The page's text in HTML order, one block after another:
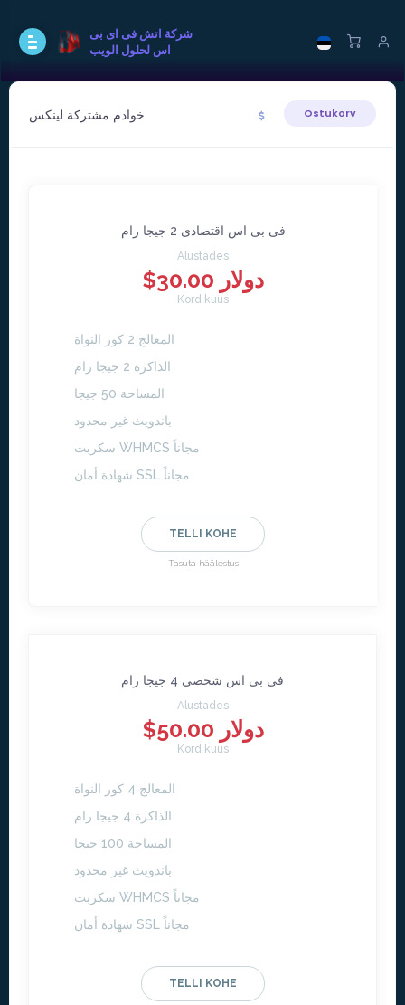
شركة اتش فى اى بى
اس لحلول الويب
خوادم مشتركة لينكس Ostukorv
فى بى اس اقتصادى 2 جيجا رام
Alustades
$30.00 دولار
Kord kuus
المعالج 2 كور النواة
الذاكرة 2 جيجا رام
المساحة 50 جيجا
باندويث غير محدود
سكربت WHMCS مجاناً
شهادة أمان SSL مجاناً
TELLI KOHE
Tasuta häälestus
فى بى اس شخصي 4 جيجا رام
Alustades
$50.00 دولار
Kord kuus
المعالج 4 كور النواة
الذاكرة 4 جيجا رام
المساحة 100 جيجا
باندويث غير محدود
سكربت WHMCS مجاناً
شهادة أمان SSL مجاناً
TELLI KOHE